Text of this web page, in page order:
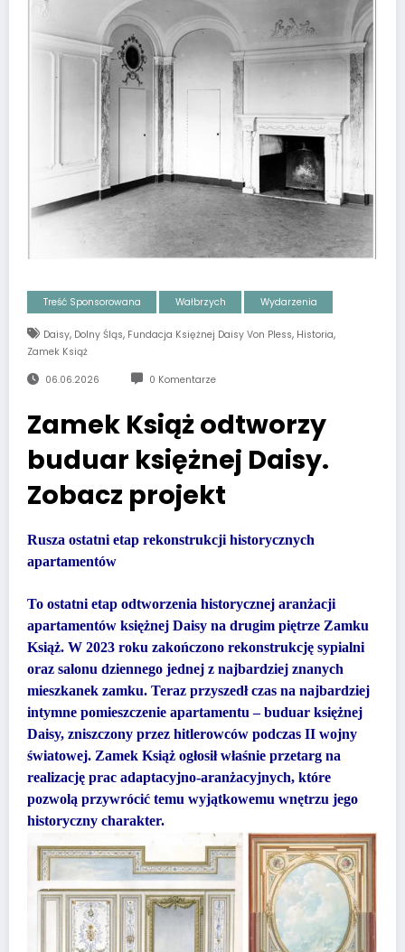
Treść Sponsorowana Wałbrzych Wydarzenia
Daisy, Dolny Śląs, Fundacja Księżnej Daisy Von Pless, Historia,
Zamek Książ
06.06.2026 0 Komentarze
Zamek Książ odtworzy
buduar księżnej Daisy.
Zobacz projekt
Rusza ostatni etap rekonstrukcji historycznych
apartamentów
To ostatni etap odtworzenia historycznej aranżacji
apartamentów księżnej Daisy na drugim piętrze Zamku
Książ. W 2023 roku zakończono rekonstrukcję sypialni
oraz salonu dziennego jednej z najbardziej znanych
mieszkanek zamku. Teraz przyszedł czas na najbardziej
intymne pomieszczenie apartamentu – buduar księżnej
Daisy, zniszczony przez hitlerowców podczas II wojny
światowej. Zamek Książ ogłosił właśnie przetarg na
realizację prac adaptacyjno-aranżacyjnych, które
pozwolą przywrócić temu wyjątkowemu wnętrzu jego
historyczny charakter.